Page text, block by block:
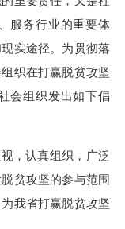
服务行业的重要体
实途径。为贯彻落
织在打赢脱贫攻坚
会组织发出如下倡
，认真组织，广泛
贫攻坚的参与范围
我省打赢脱贫攻坚